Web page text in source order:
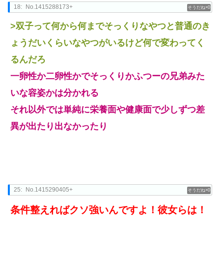
0
18: No.1415288173+
>双子って何から何までそっくりなやつと普通のき
ょうだいくらいなやつがいるけど何で変わってく
るんだろ
一卵性か二卵性かでそっくりかふつーの兄弟みた
いな容姿かは分かれる
それ以外では単純に栄養面や健康面で少しずつ差
異が出たり出なかったり
0
25: No.1415290405+
条件整えればクソ強いんですよ！彼女らは！